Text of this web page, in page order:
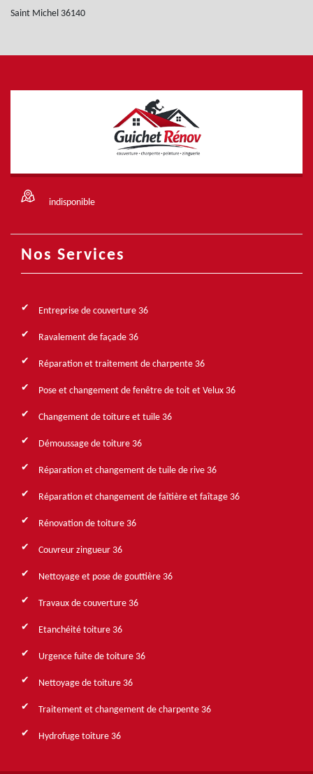
Saint Michel 36140
indisponible
Nos Services
Entreprise de couverture 36
Ravalement de façade 36
Réparation et traitement de charpente 36
Pose et changement de fenêtre de toit et Velux 36
Changement de toiture et tuile 36
Démoussage de toiture 36
Réparation et changement de tuile de rive 36
Réparation et changement de faîtière et faîtage 36
Rénovation de toiture 36
Couvreur zingueur 36
Nettoyage et pose de gouttière 36
Travaux de couverture 36
Etanchéité toiture 36
Urgence fuite de toiture 36
Nettoyage de toiture 36
Traitement et changement de charpente 36
Hydrofuge toiture 36